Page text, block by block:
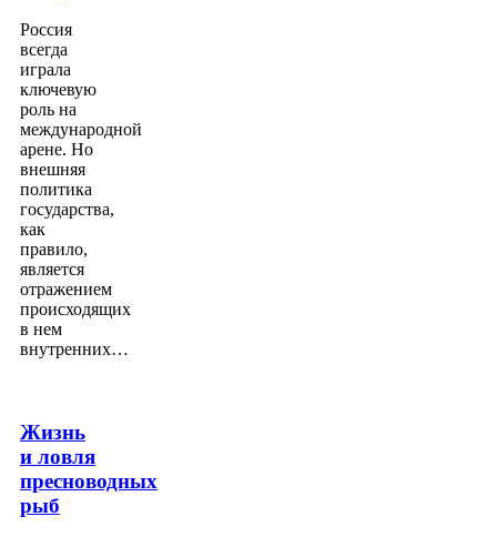
Россия
всегда
играла
ключевую
роль на
международной
арене. Но
внешняя
политика
государства,
как
правило,
является
отражением
происходящих
в нем
внутренних…
Жизнь
и ловля
пресноводных
рыб